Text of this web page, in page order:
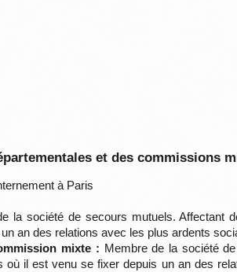
et des commissions
à Paris
la société de secours mutuels. Affectant
an des relations avec les plus ardents
mixte : Membre de la société
il est venu se fixer depuis un an des